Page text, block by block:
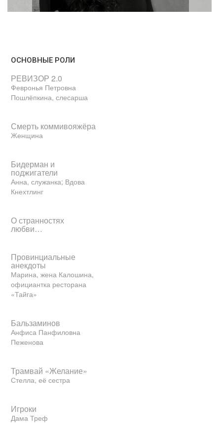
ОСНОВНЫЕ РОЛИ
РЕВИЗОР 2.0
Февронья Петровна
Пошлёпкина, слесарша
Смерть коммивояжёра
Женщина
Бидерман и
поджигатели
Анна, служанка; Вдова
Кнехтлинг
О странностях
любви…
Провинциальные
анекдоты
Марина, жена Калошина,
официантка ресторана
«Тайга»
Бальзаминов
Анфиса Панфиловна
Пеженова
Трамвай «Желание»
Стелла, её сестра
Игроки
Дама Треф